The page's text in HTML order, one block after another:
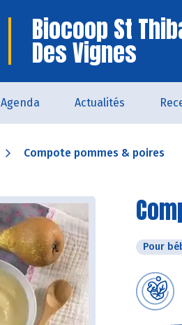
Biocoop St
Des Vignes
Agenda Actualités
Compote pommes & poires
Pour